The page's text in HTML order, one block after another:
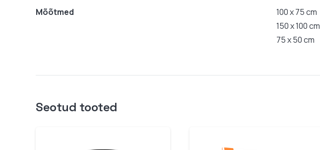
Mõõtmed
100 x 75 cm
150 x 100 cm
75 x 50 cm
Seotud tooted